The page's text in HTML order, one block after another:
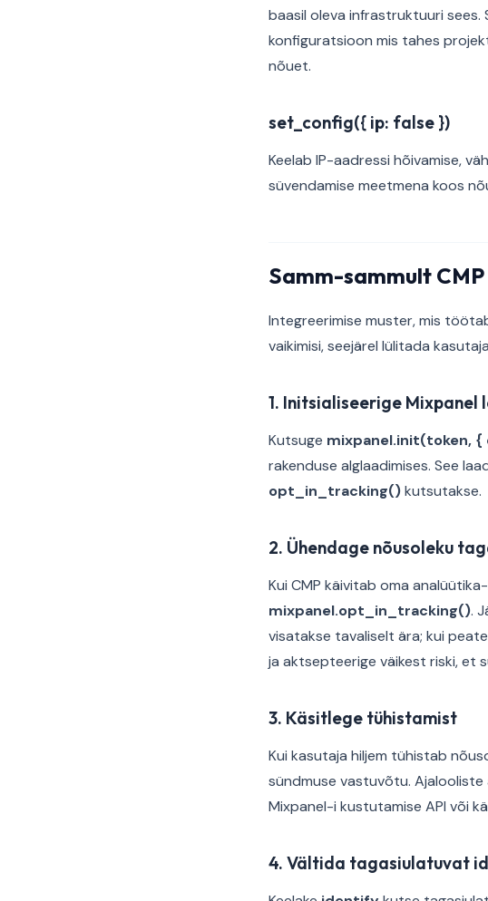
baasil oleva infrastruktuuri
konfiguratsioon mis tahes
nõuet.
set_config({ ip: false })
Keelab IP-aadressi hõivamise,
süvendamise meetmena koos
Samm-sammult
Integreerimise muster, mis
vaikimisi, seejärel lülitada
1. Initsialiseerige
Kutsuge mixpanel.init(token,
rakenduse alglaadimises. See
opt_in_tracking()kutsutakse.
2. Ühendage nõusoleku
Kui CMP käivitab oma
mixpanel.opt_in_tracking().
visatakse tavaliselt ära; kui
ja aktsepteerige väikest riski, et
3. Käsitlege tühistamist
Kui kasutaja hiljem tühistab
sündmuse vastuvõtu.
Mixpanel-i kustutamise API või
4. Vältida tagasiulatuvat